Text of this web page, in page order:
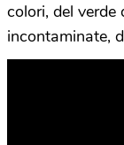
colori, del verde
incontaminate,